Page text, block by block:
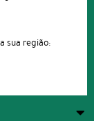
sua região: